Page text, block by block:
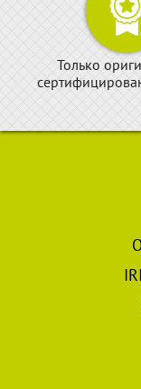
Только